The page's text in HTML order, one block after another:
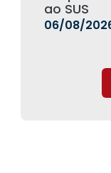
ao SUS
06/08/